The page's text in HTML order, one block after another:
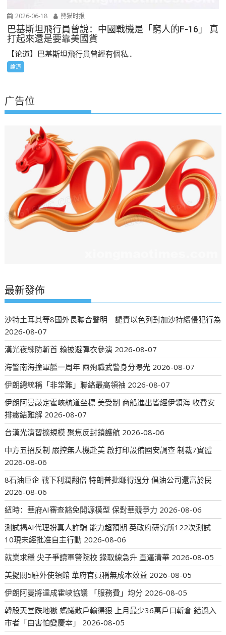
2026-06-18 熊猫时报
巴基斯坦飛行員曾說：中國戰機是「窮人的F-16」 真
打起來還是要靠美國貨
【论道】巴基斯坦飛行員曾經有個私...
論道
广告位
最新發佈
沙特土耳其等8國外長聯合聲明 譴責以色列對加沙持續侵犯行為
2026-08-07
漢光夜練防斬首 賴披避彈衣參演 2026-08-07
海警南海撞軍艦一周年 兩殉職武警身分曝光 2026-08-07
伊朗總統稱「非常難」聯絡最高領袖 2026-08-07
伊朗阿曼敲定霍峽航道坐標 美受制 商船進出皆經伊領海 收費安
排癥結難解 2026-08-07
台漢光演習擴規模 聚焦反封鎖護航 2026-08-06
中方五招反制 嚴控無人機赴美 啟打印設備國安調查 制裁7實體
2026-08-06
8石油巨企 戰下利潤翻倍 特朗普批賺得過分 倡油公司還富於民
2026-08-06
紐時：華府AI審查豁免開源模型 保對華競爭力 2026-08-06
測試揭AI代理扮真人詐騙 能力超預期 英政府研究所122次測試
10現未經批准自主行動 2026-08-06
就業求穩 尖子爭讀軍警院校 錄取線急升 直逼清華 2026-08-05
美擬關5駐外使領館 華府官員稱無成本效益 2026-08-05
伊朗阿曼將達成霍峽協議 「服務費」均分 2026-08-05
韓股天堂跌地獄 螞蟻散戶輸得狠 上月最少36萬戶口斬倉 錯過入
市者「由害怕變慶幸」
2026-08-05